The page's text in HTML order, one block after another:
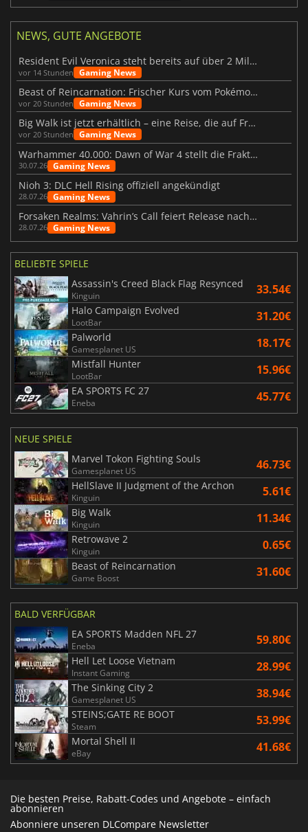
NEWS, GUTE ANGEBOTE
Resident Evil Veronica steht bereits auf über 2 Millionen Wunschlisten
vor 14 Stunden Gaming News
Beast of Reincarnation: Frischer Kurs vom Pokémon-Studio
vor 20 Stunden Gaming News
Big Walk ist jetzt erhältlich – eine Reise, die auf Freundschaft basiert
vor 20 Stunden Gaming News
Warhammer 40.000: Dawn of War 4 stellt die Fraktion der Necrons vor
30.07.26 Gaming News
Nioh 3: DLC Hell Rising offiziell angekündigt
28.07.26 Gaming News
Forsaken Realms: Vahrin’s Call feiert Release nach 10 Jahren
28.07.26 Gaming News
BELIEBTE SPIELE
Assassin's Creed Black Flag Resynced
Kinguin 33.54€
Halo Campaign Evolved
LootBar 31.20€
Palworld
Gamesplanet US 18.17€
Mistfall Hunter
LootBar 15.96€
EA SPORTS FC 27
Eneba 45.77€
NEUE SPIELE
Marvel Tokon Fighting Souls
Gamesplanet US 46.73€
HellSlave II Judgment of the Archon
Kinguin 5.61€
Big Walk
Kinguin 11.34€
Retrowave 2
Kinguin 0.65€
Beast of Reincarnation
Game Boost 31.60€
BALD VERFÜGBAR
EA SPORTS Madden NFL 27
Eneba 59.80€
Hell Let Loose Vietnam
Instant Gaming 28.99€
The Sinking City 2
Gamesplanet US 38.94€
STEINS;GATE RE BOOT
Steam 53.99€
Mortal Shell II
eBay 41.68€
Die besten Preise, Rabatt-Codes und Angebote – einfach
abonnieren
Abonniere unseren DLCompare Newsletter